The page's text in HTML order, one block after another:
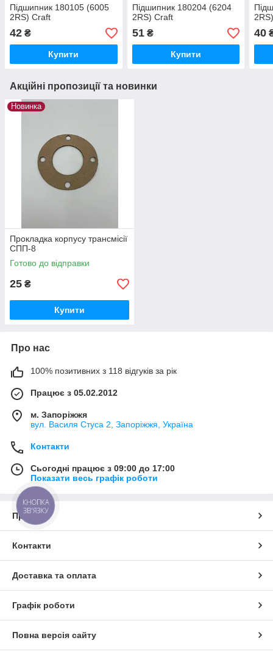
Підшипник 180105 (6005
2RS) Craft
42 ₴
Купити
Підшипник 180204 (6204
2RS) Craft
51₴
Купити
40
Акційні пропозиції та новинки
Новинка
Прокладка корпусу трансмісії
СПП-8
Готово до відправки
25 ₴
Купити
Про нас
100% позитивних з 118 відгуків за рік
Працює з 05.02.2012
м. Запоріжжя
вул. Василя Стуса 2, Запоріжжя, Україна
Контакти
Сьогодні працює з 09:00 до 17:00
Показати весь графік роботи
Про нас
Контакти
Доставка та оплата
Графік роботи
Повна версія сайту
КНОПКА
ЗВ'ЯЗКУ